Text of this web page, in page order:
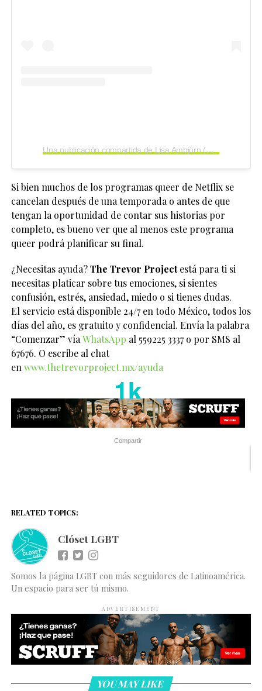
Una publicación compartida de Lisa Ambjörn (@lisa_ambjorn)
Si bien muchos de los programas queer de Netflix se
cancelan después de una temporada o antes de que
tengan la oportunidad de contar sus historias por
completo, es bueno ver que al menos este programa
queer podrá planificar su final.
¿Necesitas ayuda?The Trevor Projectestá para ti si
necesitas platicar sobre tus emociones, si sientes
confusión, estrés, ansiedad, miedo o si tienes dudas.
El servicio está disponible 24/7 en todo México, todos los
días del año, es gratuito y confidencial. Envía la palabra
“Comenzar” vía WhatsApp al 559225 3337 o por SMS al
67676. O escribe al chat
en www.thetrevorproject.mx/ayuda
1k
Compartir
RELATED TOPICS:
Clóset LGBT
Somos la página LGBT con más seguidores de Latinoamérica.
Un espacio para ser tú mismo.
ADVERTISEMENT
YOU MAY LIKE